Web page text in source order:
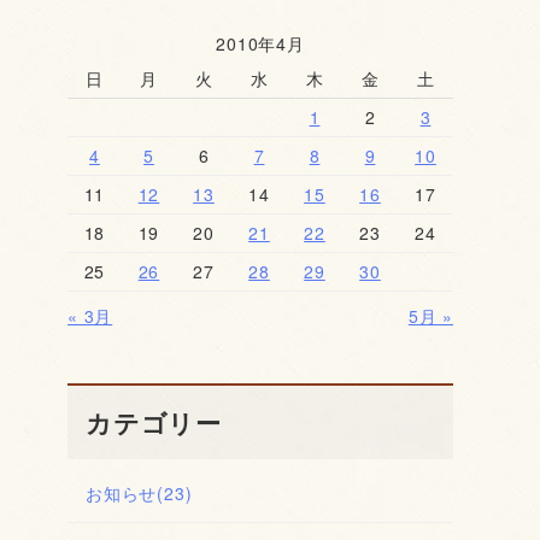
2010年4月
日
月 火 水 木 金
土
1
2
3
4
5 6 7 8 9
10
11
12 13 14 15 16
17
18
19 20 21 22 23
24
25
26 27 28 29
30
« 3月
5月 »
カテゴリー
お知らせ(23)